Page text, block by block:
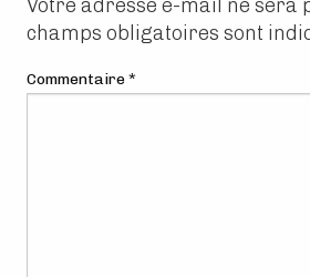
Votre adresse e-mail ne sera
champs obligatoires sont
Commentaire*